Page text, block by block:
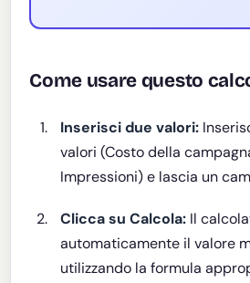
Come usare questo
Inserisci due valori:
valori (Costo della
Impressioni) e lascia un
Clicca su Calcola: Il
automaticamente il valore
utilizzando la formula